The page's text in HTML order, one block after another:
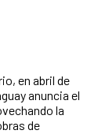
en abril de
anuncia el
la
de